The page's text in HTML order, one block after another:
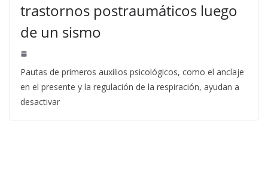
trastornos postraumáticos luego
de un sismo
Pautas de primeros auxilios psicológicos, como el anclaje
en el presente y la regulación de la respiración, ayudan a
desactivar